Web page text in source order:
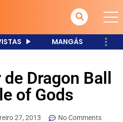
MANGÁS
Dragon Ball
of Gods
27, 2013 No Comments